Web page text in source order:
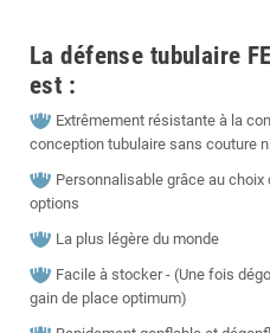
La défense tubulaire
est :
Extrêmement résistante à la
conception tubulaire sans couture
Personnalisable grâce au
options
La plus légère du monde
Facile à stocker - (Une fois
gain de place optimum)